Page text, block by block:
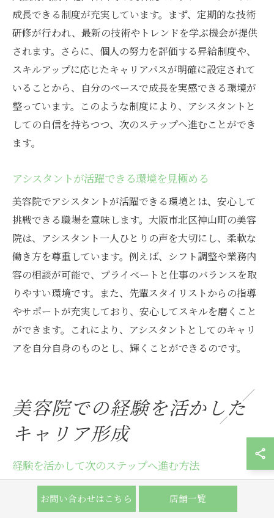
成長できる制度が充実しています。まず、定期的な技術
研修が行われ、最新の技術やトレンドを学ぶ機会が提供
されます。さらに、個人の努力を評価する昇給制度や、
スキルアップに応じたキャリアパスが明確に設定されて
いることから、自分のペースで成長を実感できる環境が
整っています。このような制度により、アシスタントと
しての自信を持ちつつ、次のステップへ進むことができ
ます。
アシスタントが活躍できる環境を見極める
美容院でアシスタントが活躍できる環境とは、安心して
挑戦できる職場を意味します。大阪市北区神山町の美容
院は、アシスタント一人ひとりの声を大切にし、柔軟な
働き方を尊重しています。例えば、シフト調整や業務内
容の相談が可能で、プライベートと仕事のバランスを取
りやすい環境です。また、先輩スタイリストからの指導
やサポートが充実しており、安心してスキルを磨くこと
ができます。これにより、アシスタントとしてのキャリ
アを自分自身のものとし、輝くことができるのです。
美容院での経験を活かした
キャリア形成
経験を活かして次のステップへ進む方法
美容院でのアシスタント経験は、次のキャリアステップ
へ進むための重要な基盤となります。大阪府大阪市北区
お問い合わせはこちら 店舗一覧